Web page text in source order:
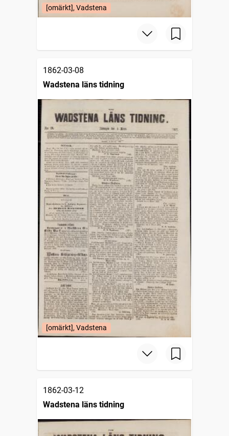
[omärkt], Vadstena
1862-03-08
Wadstena läns tidning
[omärkt], Vadstena
1862-03-12
Wadstena läns tidning